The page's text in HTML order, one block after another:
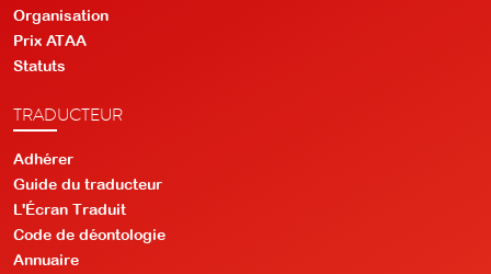
Organisation
Prix ATAA
Statuts
TRADUCTEUR
Adhérer
Guide du traducteur
L'Écran Traduit
Code de déontologie
Annuaire